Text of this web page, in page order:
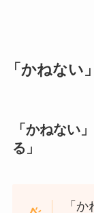
「かねない
「かねない
る」
「